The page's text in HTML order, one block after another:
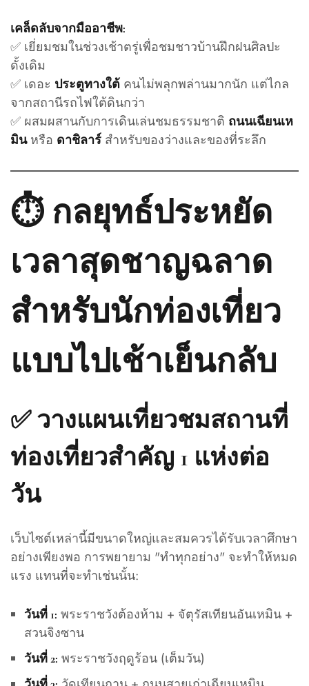
เคล็ดลับจากมืออาชีพ:
✅ เยี่ยมชมในช่วงเช้าตรู่เพื่อชมชาวบ้านฝึกฝนศิลปะ
ดั้งเดิม
✅ เดอะ ประตูทางใต้ คนไม่พลุกพล่านมากนัก แต่ไกล
จากสถานีรถไฟใต้ดินกว่า
✅ ผสมผสานกับการเดินเล่นชมธรรมชาติ ถนนเฉียนเห
มินหรือ ดาชิลาร์ สำหรับของว่างและของที่ระลึก
⏱️ กลยุทธ์ประหยัด
เวลาสุดชาญฉลาด
สำหรับนักท่องเที่ยว
แบบไปเช้าเย็นกลับ
✅วางแผนเที่ยวชมสถานที่
ท่องเที่ยวสำคัญ 1 แห่งต่อ
วัน
เว็บไซต์เหล่านี้มีขนาดใหญ่และสมควรได้รับเวลาศึกษา
อย่างเพียงพอ การพยายาม "ทำทุกอย่าง" จะทำให้หมด
แรง แทนที่จะทำเช่นนั้น:
วันที่ 1: พระราชวังต้องห้าม + จัตุรัสเทียนอันเหมิน +
สวนจิงซาน
วันที่ 2: พระราชวังฤดูร้อน (เต็มวัน)